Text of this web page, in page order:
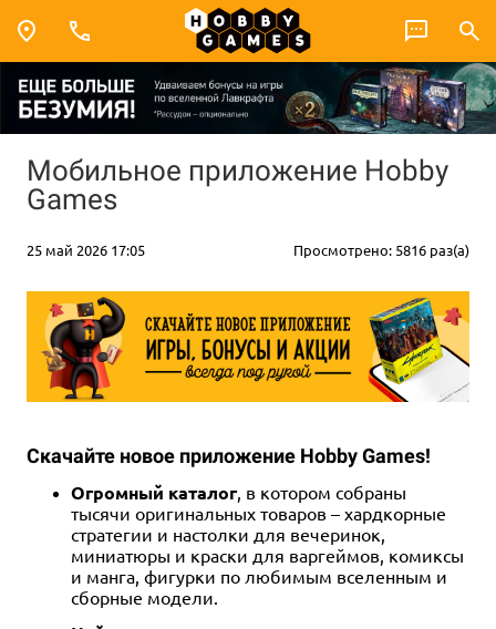
Мобильное приложение Hobby
Games
25 май 2026 17:05 Просмотрено: 5816 раз(а)
Скачайте новое приложение Hobby Games!
Огромный каталог, в котором собраны
тысячи оригинальных товаров – хардкорные
стратегии и настолки для вечеринок,
миниатюры и краски для варгеймов, комиксы
и манга, фигурки по любимым вселенным и
сборные модели.